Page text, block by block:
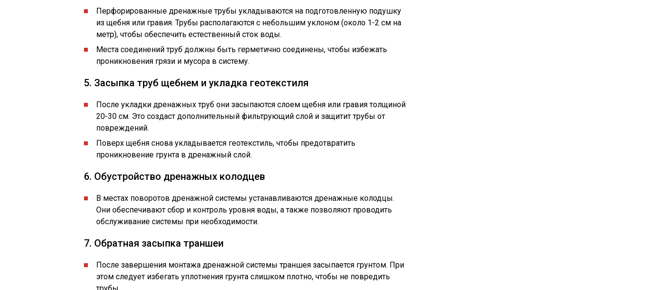
Перфорированные дренажные трубы укладываются на подготовленную подушку
из щебня или гравия. Трубы располагаются с небольшим уклоном (около 1-2 см на
метр), чтобы обеспечить естественный сток воды.
Места соединений труб должны быть герметично соединены, чтобы избежать
проникновения грязи и мусора в систему.
5. Засыпка труб щебнем и укладка геотекстиля
После укладки дренажных труб они засыпаются слоем щебня или гравия толщиной
20-30 см. Это создаст дополнительный фильтрующий слой и защитит трубы от
повреждений.
Поверх щебня снова укладывается геотекстиль, чтобы предотвратить
проникновение грунта в дренажный слой.
6. Обустройство дренажных колодцев
В местах поворотов дренажной системы устанавливаются дренажные колодцы.
Они обеспечивают сбор и контроль уровня воды, а также позволяют проводить
обслуживание системы при необходимости.
7. Обратная засыпка траншеи
После завершения монтажа дренажной системы траншея засыпается грунтом. При
этом следует избегать уплотнения грунта слишком плотно, чтобы не повредить